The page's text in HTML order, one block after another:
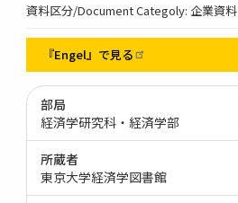
資料区分/Document Categoly: 企業資料
『Engel』で見る
部局
経済学研究科・経済学部
所蔵者
東京大学経済学図書館